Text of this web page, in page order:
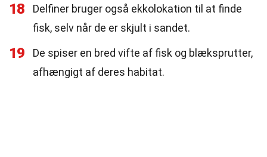
18
Delfiner bruger også ekkolokation til at finde
fisk, selv når de er skjult i sandet.
19
De spiser en bred vifte af fisk og blæksprutter,
afhængigt af deres habitat.